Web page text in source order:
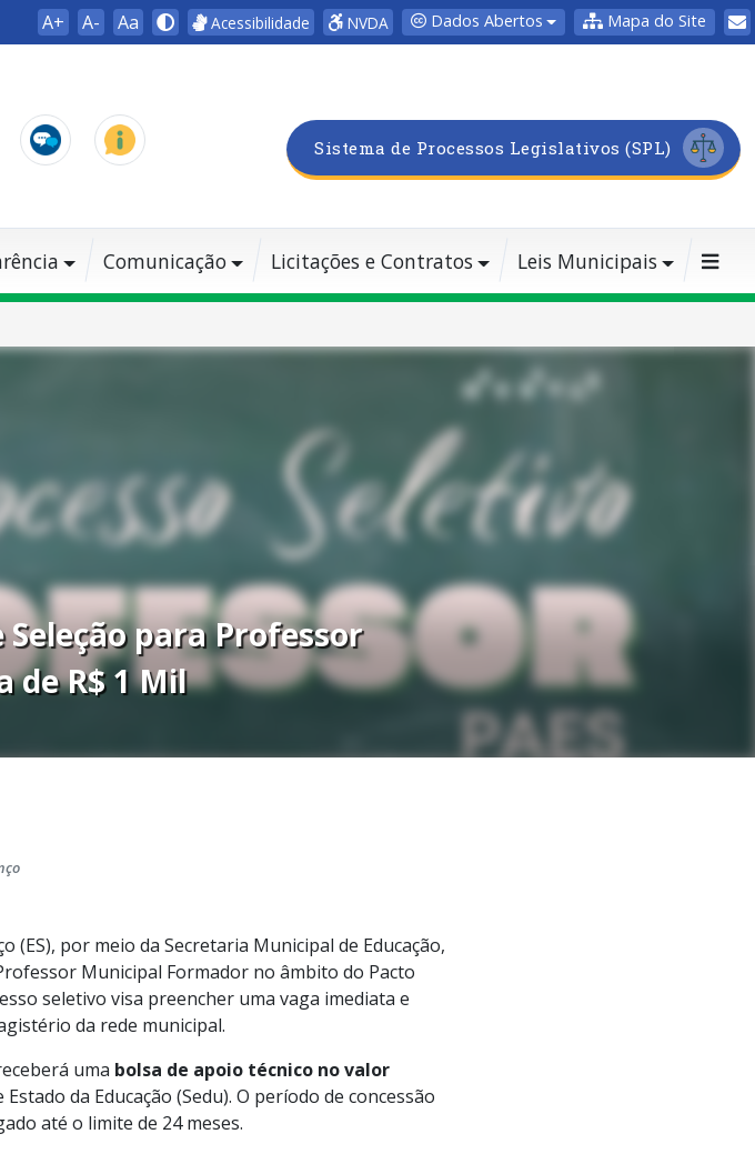
A+ A- Aa Acessibilidade NVDA Dados Abertos Mapa do Site
Sistema de Processos Legislativos (SPL)
Comunicação Licitações e Contratos Leis Municipais
para Professor
de R$ 1 Mil
por meio da Secretaria Municipal de Educação,
Municipal Formador no âmbito do Pacto
seletivo visa preencher uma vaga imediata e
da rede municipal.
uma bolsa de apoio técnico no valor
da Educação (Sedu). O período de concessão
até o limite de 24 meses.